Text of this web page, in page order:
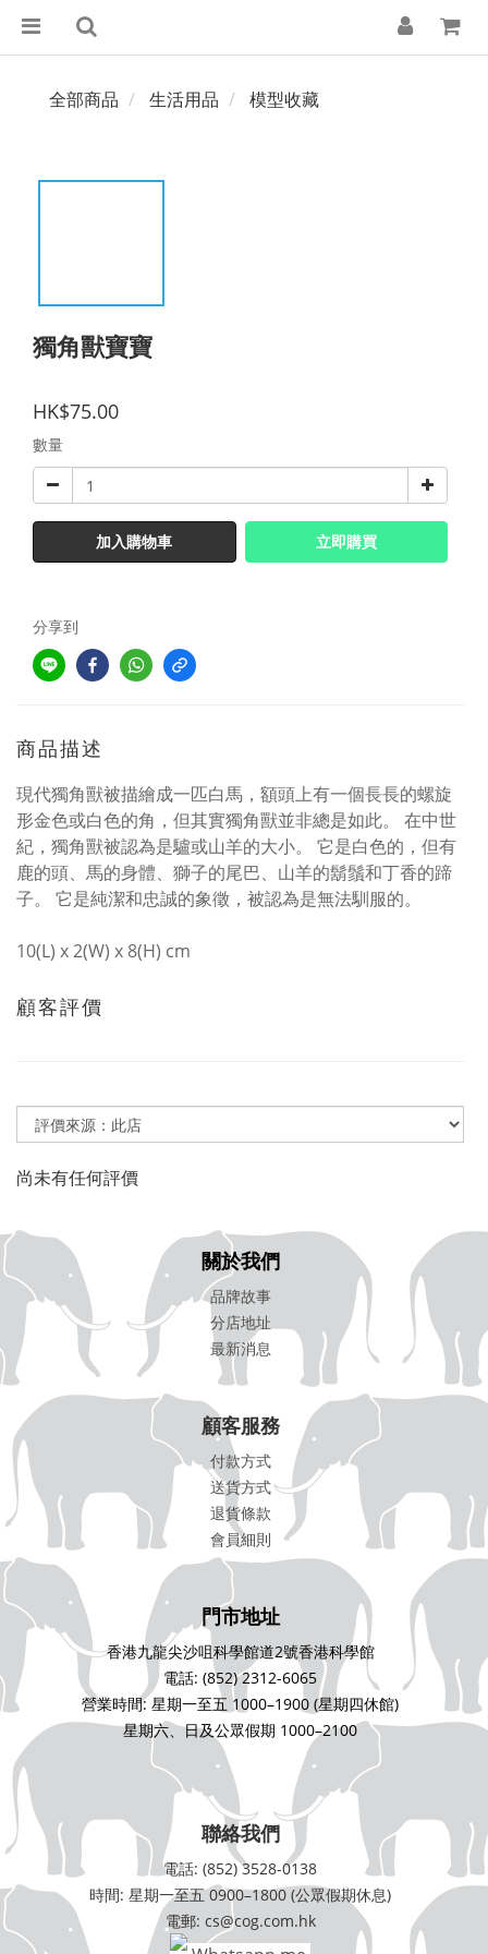
全部商品 生活用品 模型收藏
獨角獸寶寶
HK$75.00
數量
加入購物車 立即購買
分享到
商品描述
現代獨角獸被描繪成一匹白馬，額頭上有一個長長的螺旋
形金色或白色的角，但其實獨角獸並非總是如此。 在中世
紀，獨角獸被認為是驢或山羊的大小。 它是白色的，但有
鹿的頭、馬的身體、獅子的尾巴、山羊的鬍鬚和丁香的蹄
子。 它是純潔和忠誠的象徵，被認為是無法馴服的。
10(L) x 2(W) x 8(H) cm
顧客評價
尚未有任何評價
關於我們
品牌故事
分店地址
最新消息
顧客服務
付款方式
送貨方式
退貨條款
會員細則
門市地址
香港九龍尖沙咀科學館道2號香港科學館
電話: (852) 2312-6065
營業時間: 星期一至五 1000–1900 (星期四休館)
星期六、日及公眾假期 1000–2100
聯絡我們
電話: (852) 3528-0138
時間: 星期一至五 0900–1800 (公眾假期休息)
電郵: cs@cog.com.hk